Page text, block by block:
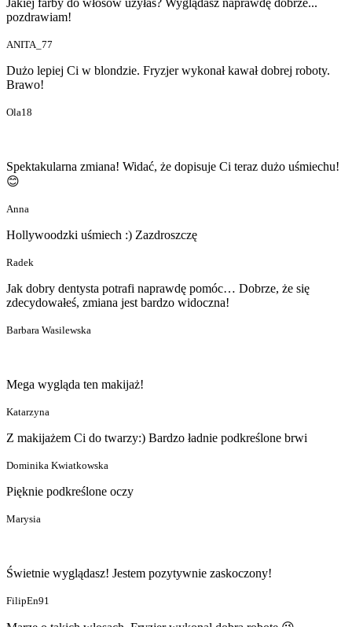
Jakiej farby do włosów użyłaś? Wyglądasz naprawdę dobrze...
pozdrawiam!
ANITA_77
Dużo lepiej Ci w blondzie. Fryzjer wykonał kawał dobrej roboty.
Brawo!
Ola18
Spektakularna zmiana! Widać, że dopisuje Ci teraz dużo uśmiechu!
😊
Anna
Hollywoodzki uśmiech :) Zazdroszczę
Radek
Jak dobry dentysta potrafi naprawdę pomóc… Dobrze, że się
zdecydowałeś, zmiana jest bardzo widoczna!
Barbara Wasilewska
Mega wygląda ten makijaż!
Katarzyna
Z makijażem Ci do twarzy:) Bardzo ładnie podkreślone brwi
Dominika Kwiatkowska
Pięknie podkreślone oczy
Marysia
Świetnie wyglądasz! Jestem pozytywnie zaskoczony!
FilipEn91